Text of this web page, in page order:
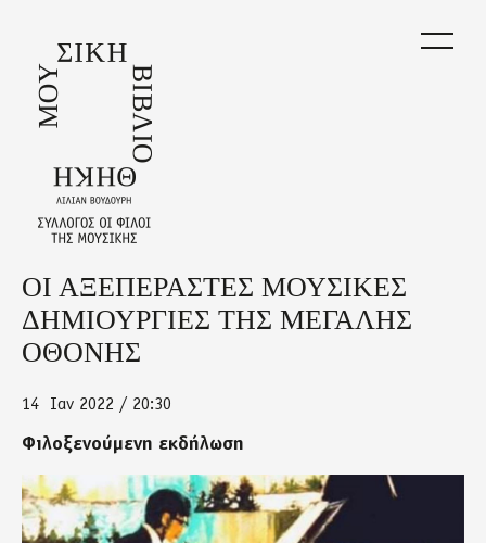
main
content
Back
to
top
ΟΙ ΑΞΕΠΕΡΑΣΤΕΣ ΜΟΥΣΙΚΕΣ
ΔΗΜΙΟΥΡΓΙΕΣ ΤΗΣ ΜΕΓΑΛΗΣ
ΟΘΟΝΗΣ
14 Ιαν 2022 / 20:30
Φιλοξενούμενη εκδήλωση